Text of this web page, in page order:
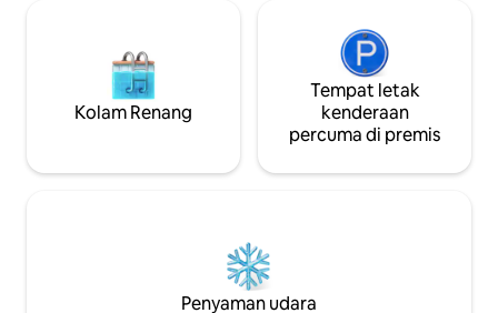
peti sejuk dan penyejuk beku) Dalam
gaya kontemporari, ia disepadukan ke
dalam ruang tamu, mesin basuh dan
pengering melengkapkan senarai
pusat bandar, terokai pusat bersejarah
dan jalanannya yang curam, laut dan
menarik di bandar ini. Di kaki bangunan
dan jalan-jalan bersebelahan, restoran,
bar, pub dan glasier akan
Kolam Renang
Tempat letak
kenderaan
percuma di premis
Penyaman udara